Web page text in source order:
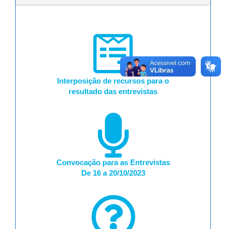
Interposição de recursos para o
resultado das entrevistas
Convocação para as Entrevistas
De 16 a 20/10/2023